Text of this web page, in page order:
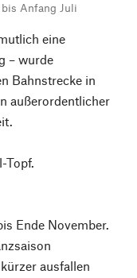
Anfang Juli
eine
– wurde
Bahnstrecke in
außerordentlicher
Topf.
Ende November.
ausfallen